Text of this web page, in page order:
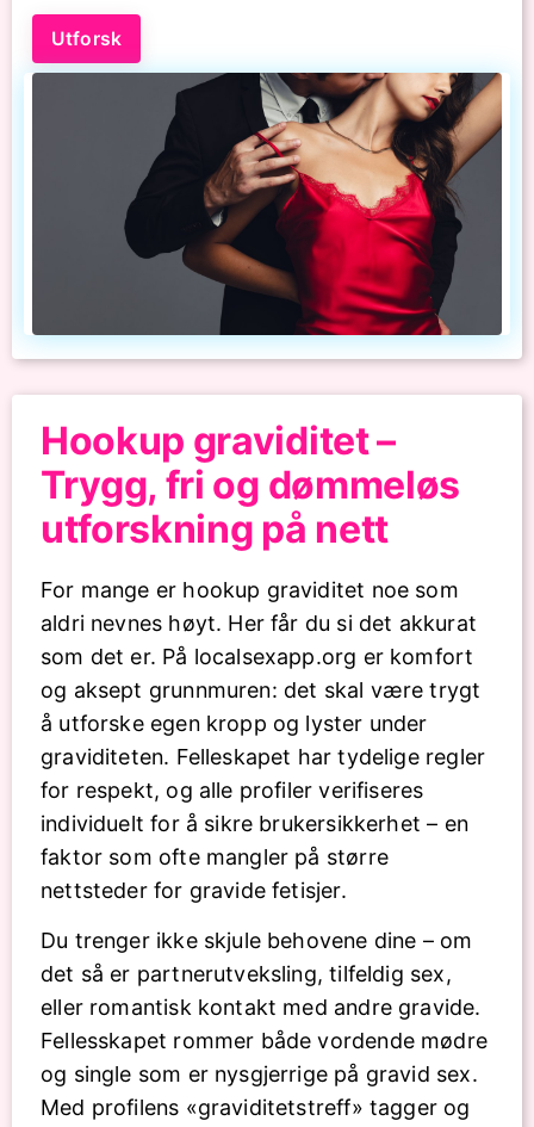
Utforsk
Hookup graviditet –
Trygg, fri og dømmeløs
utforskning på nett
For mange er hookup graviditet noe som
aldri nevnes høyt. Her får du si det akkurat
som det er. På localsexapp.org er komfort
og aksept grunnmuren: det skal være trygt
å utforske egen kropp og lyster under
graviditeten. Felleskapet har tydelige regler
for respekt, og alle profiler verifiseres
individuelt for å sikre brukersikkerhet – en
faktor som ofte mangler på større
nettsteder for gravide fetisjer.
Du trenger ikke skjule behovene dine – om
det så er partnerutveksling, tilfeldig sex,
eller romantisk kontakt med andre gravide.
Fellesskapet rommer både vordende mødre
og single som er nysgjerrige på gravid sex.
Med profilens «graviditetstreff» tagger og